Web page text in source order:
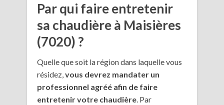
Par qui faire entretenir
sa chaudière à Maisières
(7020) ?
Quelle que soit la région dans laquelle vous
résidez,vous devrez mandater un
professionnel agréé afin de faire
entretenir votre chaudière. Par